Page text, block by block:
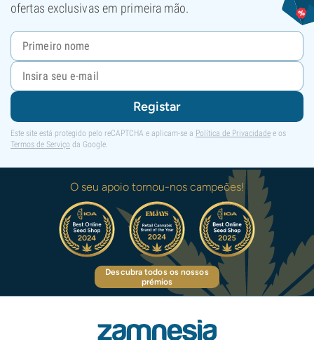
ofertas exclusivas em primeira mão.
Registar
Este site está protegido pelo reCAPTCHA e aplicam-se a Política de Privacidade e os
Termos de Serviço da Google.
O seu apoio tornou-nos campeões!
Descubra todos os nossos
prémios